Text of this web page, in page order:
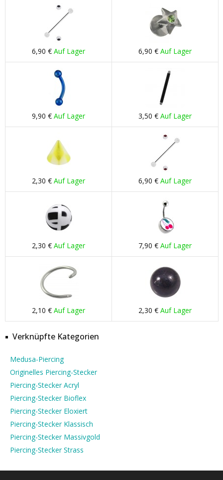
6,90 € Auf Lager 6,90 € Auf Lager
9,90 € Auf Lager 3,50 € Auf Lager
2,30 € Auf Lager 6,90 € Auf Lager
2,30 € Auf Lager 7,90 € Auf Lager
2,10 € Auf Lager 2,30 € Auf Lager
Verknüpfte Kategorien
Medusa-Piercing
Originelles Piercing-Stecker
Piercing-Stecker Acryl
Piercing-Stecker Bioflex
Piercing-Stecker Eloxiert
Piercing-Stecker Klassisch
Piercing-Stecker Massivgold
Piercing-Stecker Strass